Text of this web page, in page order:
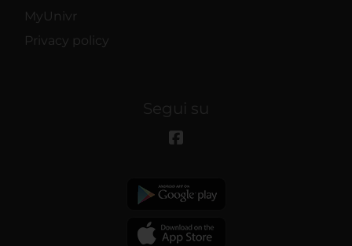
MyUnivr
Privacy policy
Segui su